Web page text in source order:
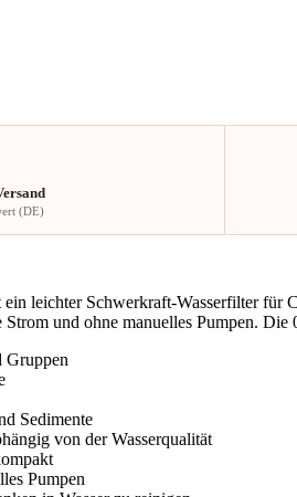
(DE)
leichter Schwerkraft-Wasserfilter für
und ohne manuelles Pumpen.
Gruppen
Sedimente
von der Wasserqualität
Pumpen